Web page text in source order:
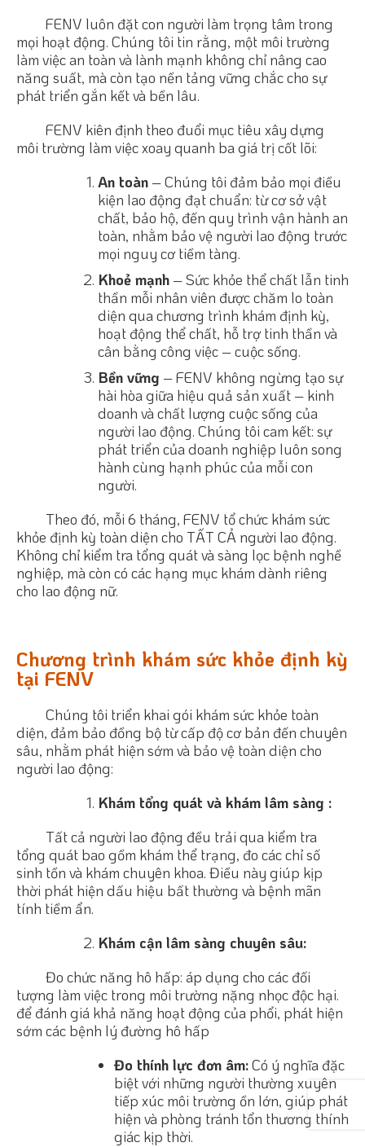
FENV luôn đặt con người làm trọng tâm trong
mọi hoạt động. Chúng tôi tin rằng, một môi trường
làm việc an toàn và lành mạnh không chỉ nâng cao
năng suất, mà còn tạo nền tảng vững chắc cho sự
phát triển gắn kết và bền lâu.
FENV kiên định theo đuổi mục tiêu xây dựng
môi trường làm việc xoay quanh ba giá trị cốt lõi:
An toàn – Chúng tôi đảm bảo mọi điều
kiện lao động đạt chuẩn: từ cơ sở vật
chất, bảo hộ, đến quy trình vận hành an
toàn, nhằm bảo vệ người lao động trước
mọi nguy cơ tiềm tàng.
Khoẻ mạnh – Sức khỏe thể chất lẫn tinh
thần mỗi nhân viên được chăm lo toàn
diện qua chương trình khám định kỳ,
hoạt động thể chất, hỗ trợ tinh thần và
cân bằng công việc – cuộc sống.
Bền vững – FENV không ngừng tạo sự
hài hòa giữa hiệu quả sản xuất – kinh
doanh và chất lượng cuộc sống của
người lao động. Chúng tôi cam kết: sự
phát triển của doanh nghiệp luôn song
hành cùng hạnh phúc của mỗi con
người.
Theo đó, mỗi 6 tháng, FENV tổ chức khám sức
khỏe định kỳ toàn diện cho TẤT CẢ người lao động.
Không chỉ kiểm tra tổng quát và sàng lọc bệnh nghề
nghiệp, mà còn có các hạng mục khám dành riêng
cho lao động nữ.
Chương trình khám sức khỏe định kỳ
tại FENV
Chúng tôi triển khai gói khám sức khỏe toàn
diện, đảm bảo đồng bộ từ cấp độ cơ bản đến chuyên
sâu, nhằm phát hiện sớm và bảo vệ toàn diện cho
người lao động:
Khám tổng quát và khám lâm sàng :
Tất cả người lao động đều trải qua kiểm tra
tổng quát bao gồm khám thể trạng, đo các chỉ số
sinh tồn và khám chuyên khoa. Điều này giúp kịp
thời phát hiện dấu hiệu bất thường và bệnh mãn
tính tiềm ẩn.
Khám cận lâm sàng chuyên sâu:
Đo chức năng hô hấp: áp dụng cho các đối
tượng làm việc trong môi trường nặng nhọc độc hại.
để đánh giá khả năng hoạt động của phổi, phát hiện
sớm các bệnh lý đường hô hấp
Đo thính lực đơn âm:Có ý nghĩa đặc
biệt với những người thường xuyên
tiếp xúc môi trường ồn lớn, giúp phát
hiện và phòng tránh tổn thương thính
giác kịp thời.